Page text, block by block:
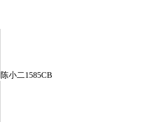
陈小二1585CB